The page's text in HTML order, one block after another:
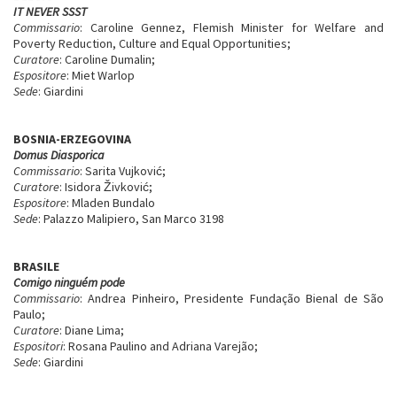
IT NEVER SSST
Commissario: Caroline Gennez, Flemish Minister for Welfare and
Poverty Reduction, Culture and Equal Opportunities;
Curatore: Caroline Dumalin;
Espositore: Miet Warlop
Sede: Giardini
BOSNIA-ERZEGOVINA
Domus Diasporica
Commissario: Sarita Vujković;
Curatore: Isidora Živković;
Espositore: Mladen Bundalo
Sede: Palazzo Malipiero, San Marco 3198
BRASILE
Comigo ninguém pode
Commissario: Andrea Pinheiro, Presidente Fundação Bienal de São
Paulo;
Curatore: Diane Lima;
Espositori: Rosana Paulino and Adriana Varejão;
Sede: Giardini